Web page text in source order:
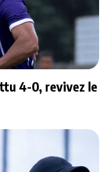
4-0, revivez le